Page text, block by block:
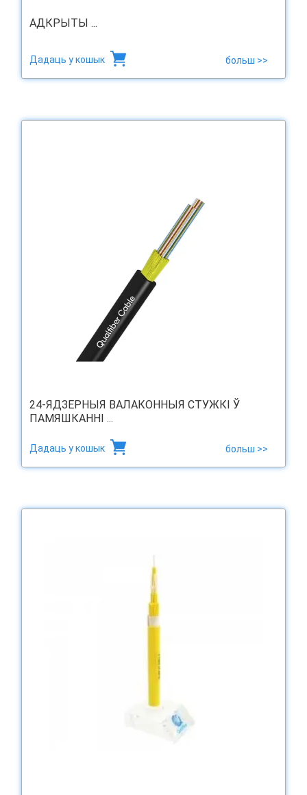
АДКРЫТЫ ...
Дадаць у кошык больш >>
24-ЯДЗЕРНЫЯ ВАЛАКОННЫЯ СТУЖКІ Ў
ПАМЯШКАННІ ...
Дадаць у кошык больш >>